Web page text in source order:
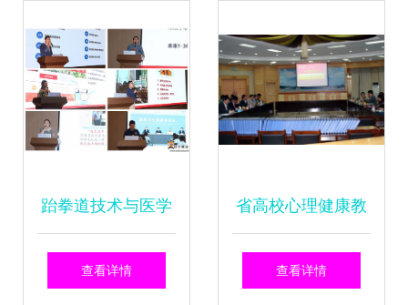
跆拳道技术与医学
融合 2024级新生
查看详情
省高校心理健康教
育与咨询工作评估
查看详情